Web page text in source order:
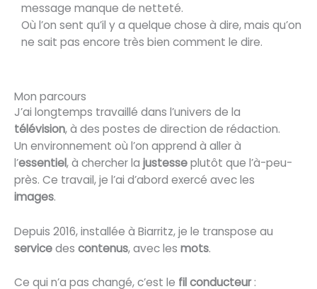
message manque de netteté.
Où l’on sent qu’il y a quelque chose à dire, mais qu’on
ne sait pas encore très bien comment le dire.
Mon parcours
J’ai longtemps travaillé dans l’univers de la
télévision, à des postes de direction de rédaction.
Un environnement où l’on apprend à aller à
l’essentiel, à chercher la justesseplutôt que l’à-peu-
près. Ce travail, je l’ai d’abord exercé avec les
images.
Depuis 2016, installée à Biarritz, je le transpose au
servicedes contenus, avec les mots.
Ce qui n’a pas changé, c’est le fil conducteur: